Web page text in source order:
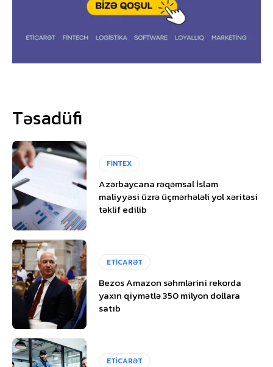
Təsadüfi
FİNTEX
Azərbaycana rəqəmsal İslam
maliyyəsi üzrə üçmərhələli yol xəritəsi
təklif edilib
ETİCARƏT
Bezos Amazon səhmlərini rekorda
yaxın qiymətlə 350 milyon dollara
satıb
ETİCARƏT